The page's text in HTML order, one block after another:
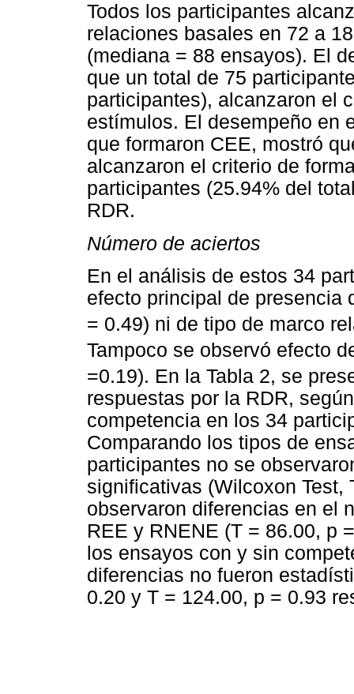
Todos los participantes
relaciones basales en 72 a
(mediana = 88 ensayos). El
que un total de 75
participantes), alcanzaron el
estímulos. El desempeño en
que formaron CEE, mostró
alcanzaron el criterio de
participantes (25.94% del
RDR.
Número de aciertos
En el análisis de estos 34
efecto principal de presencia
= 0.49) ni de tipo de marco
Tampoco se observó efecto
=0.19). En la Tabla 2, se
respuestas por la RDR,
competencia en los 34
Comparando los tipos de
participantes no se
significativas (Wilcoxon Test,
observaron diferencias en el
REE y RNENE (T = 86.00, p
los ensayos con y sin
diferencias no fueron
0.20 y T = 124.00, p = 0.93